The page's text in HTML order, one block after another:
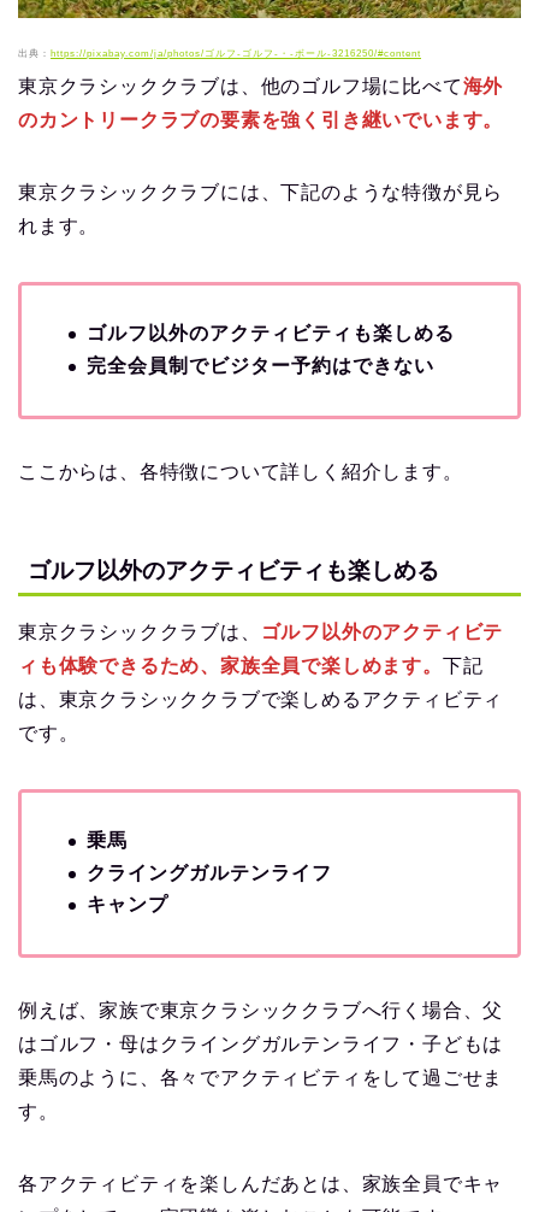
出典： https://pixabay.com/ja/photos/ゴルフ-ゴルフ-・-ボール-3216250/#content
東京クラシッククラブは、他のゴルフ場に比べて海外
のカントリークラブの要素を強く引き継いでいます。
東京クラシッククラブには、下記のような特徴が見ら
れます。
ゴルフ以外のアクティビティも楽しめる
完全会員制でビジター予約はできない
ここからは、各特徴について詳しく紹介します。
ゴルフ以外のアクティビティも楽しめる
東京クラシッククラブは、
ゴルフ以外のアクティビテ
ィも体験できるため、家族全員で楽しめます。 下記
は、東京クラシッククラブで楽しめるアクティビティ
です。
乗馬
クライングガルテンライフ
キャンプ
例えば、家族で東京クラシッククラブへ行く場合、父
はゴルフ・母はクライングガルテンライフ・子どもは
乗馬のように、各々でアクティビティをして過ごせま
す。
各アクティビティを楽しんだあとは、家族全員でキャ